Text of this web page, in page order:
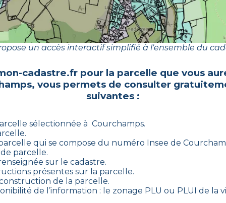
un accès interactif simplifié à l'ensemble du
cadastre.fr pour la parcelle que vous
, vous permets de consulter
suivantes :
sélectionnée à Courchamps.
qui se compose du numéro Insee de
parcelle.
sur le cadastre.
présentes sur la parcelle.
de la parcelle.
de l’information : le zonage PLU ou PLUI de la